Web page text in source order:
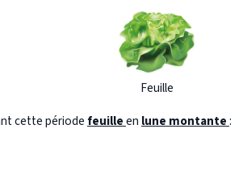
Feuille
cette période feuilleen lune montante: